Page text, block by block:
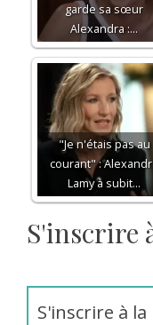
garde sa sœur
Alexandra :…
"Je n'étais pas au
courant" :
Lamy à subit…
S'inscrire
S'inscrire à